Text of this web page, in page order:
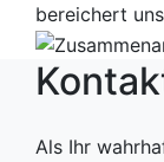
bereichert
Als Ihr